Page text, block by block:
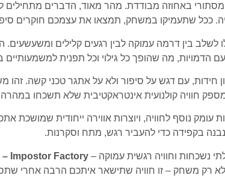
מסתורי באחוזה מבודדת. מהר מאוד, הדברים
ככל שתעמיקו במשחק, תמצאו את עצמכם חוקרים
לשלב בין דרמה עמוקה לבין רגעים קלילים ומשעשעים.
הדמויות, מה שהופך כל גילוי וכל תפנית למשמעותיים
עם דגש על סיפור ולא על אתגר טכני קשה.
חוויה קולנועית אינטראקטיבית שלא תשכחו
עומק נוסף לחוויה, ויוצרות אווירה ייחודית
נבנה בקפידה כדי להעביר רגש, מתח וסקרנות.
נשכחות וחוויה רגשית עמוקה –Impostor Factory – אימפוסטור פקטורי למחשב
רק משחק – זו חוויה שתישאר איתכם הרבה אחרי